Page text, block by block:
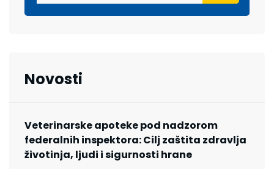
Novosti
Veterinarske apoteke pod nadzorom
federalnih inspektora: Cilj zaštita zdravlja
životinja, ljudi i sigurnosti hrane